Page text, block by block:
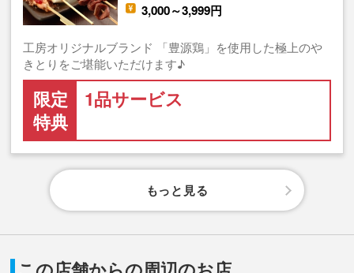
3,000～3,999円
工房オリジナルブランド 「豊源鶏」を使用した極上のや
きとりをご堪能いただけます♪
限定
特典
1品サービス
もっと見る